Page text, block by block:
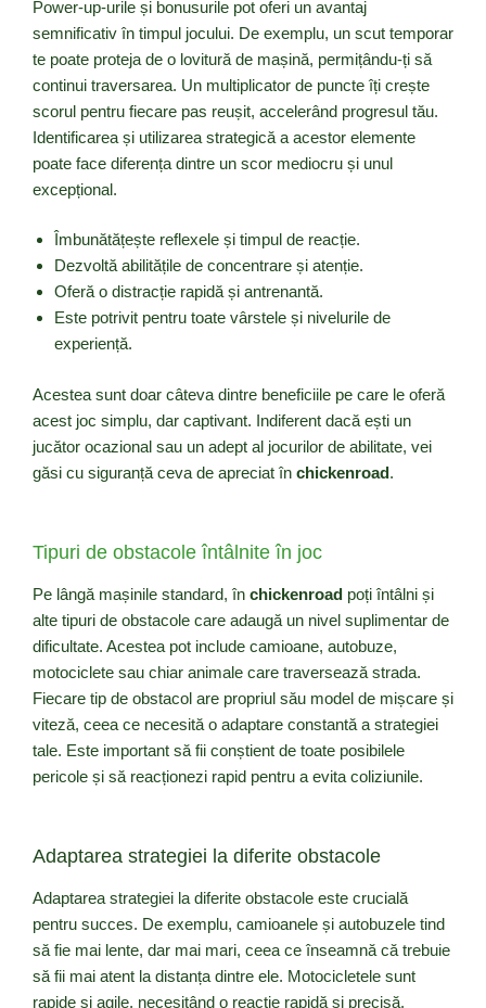
Power-up-urile și bonusurile pot oferi un avantaj
semnificativ în timpul jocului. De exemplu, un scut temporar
te poate proteja de o lovitură de mașină, permițându-ți să
continui traversarea. Un multiplicator de puncte îți crește
scorul pentru fiecare pas reușit, accelerând progresul tău.
Identificarea și utilizarea strategică a acestor elemente
poate face diferența dintre un scor mediocru și unul
excepțional.
Îmbunătățește reflexele și timpul de reacție.
Dezvoltă abilitățile de concentrare și atenție.
Oferă o distracție rapidă și antrenantă.
Este potrivit pentru toate vârstele și nivelurile de
experiență.
Acestea sunt doar câteva dintre beneficiile pe care le oferă
acest joc simplu, dar captivant. Indiferent dacă ești un
jucător ocazional sau un adept al jocurilor de abilitate, vei
găsi cu siguranță ceva de apreciat în chickenroad.
Tipuri de obstacole întâlnite în joc
Pe lângă mașinile standard, în chickenroad poți întâlni și
alte tipuri de obstacole care adaugă un nivel suplimentar de
dificultate. Acestea pot include camioane, autobuze,
motociclete sau chiar animale care traversează strada.
Fiecare tip de obstacol are propriul său model de mișcare și
viteză, ceea ce necesită o adaptare constantă a strategiei
tale. Este important să fii conștient de toate posibilele
pericole și să reacționezi rapid pentru a evita coliziunile.
Adaptarea strategiei la diferite obstacole
Adaptarea strategiei la diferite obstacole este crucială
pentru succes. De exemplu, camioanele și autobuzele tind
să fie mai lente, dar mai mari, ceea ce înseamnă că trebuie
să fii mai atent la distanța dintre ele. Motocicletele sunt
rapide și agile, necesitând o reacție rapidă și precisă.